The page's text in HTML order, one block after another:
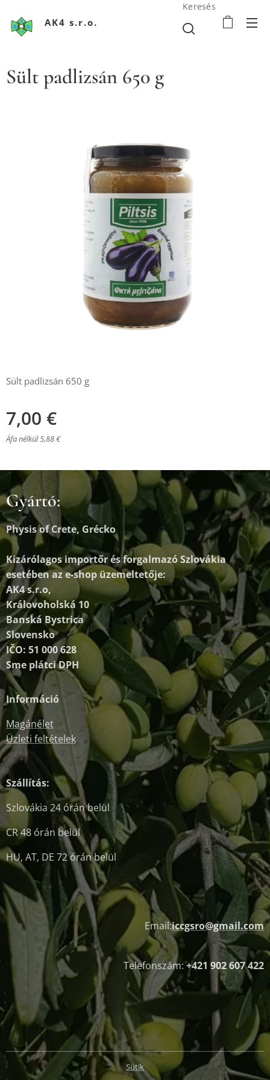
AK4 s.r.o.
Keresés
Sült padlizsán 650 g
Sült padlizsán 650 g
7,00 €
Áfa nélkül 5,88 €
Gyártó:
Physis of Crete, Grécko
Kizárólagos importőr és forgalmazóSzlovákia
esetében az e-shop üzemeltetője:
AK4 s.r.o,
Královoholská 10
Banská Bystrica
Slovensko
IČO: 51 000 628
Sme plátci DPH
Információ
Magánélet
Üzleti feltételek
Szállítás:
Szlovákia 24 órán belül
CR 48 órán belül
HU, AT, DE 72 órán belül
Email:iccgsro@gmail.com
Telefonszám:+421 902 607 422
Sütik